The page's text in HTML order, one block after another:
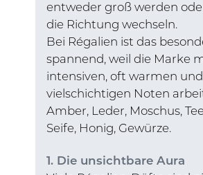
entweder groß werden
die Richtung wechseln.
Bei Régalien ist das
spannend, weil die Marke
intensiven, oft warmen und
vielschichtigen Noten
Amber, Leder, Moschus,
Seife, Honig, Gewürze.
1. Die unsichtbare Aura